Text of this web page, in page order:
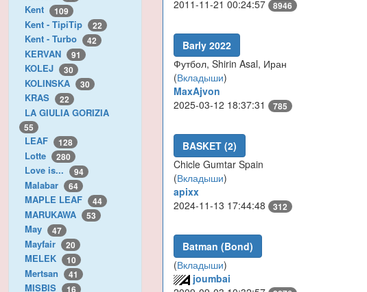
Kent 109
Kent - TipiTip 22
Kent - Turbo 42
KERVAN 91
KOLEJ 30
KOLINSKA 30
KRAS 22
LA GIULIA GORIZIA
55
LEAF 128
Lotte 280
Love is... 94
Malabar 64
MAPLE LEAF 44
MARUKAWA 53
May 47
Mayfair 20
MELEK 10
Mertsan 41
MISBIS 16
2011-11-21 00:24:57
8946
Barly 2022
Футбол, Shirin Asal, Иран
(Вкладыши)
MaxAjvon
2025-03-12 18:37:31
785
BASKET (2)
Chicle Gumtar Spain
(Вкладыши)
apixx
2024-11-13 17:44:48
312
Batman (Bond)
(Вкладыши)
joumbai